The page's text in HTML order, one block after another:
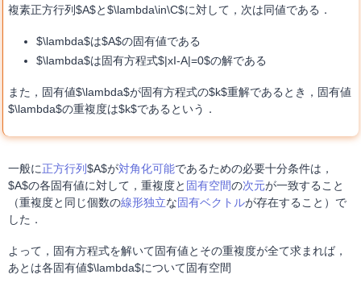
複素正方行列$A$と$\lambda\in\C$に対して，次は同値である．
$\lambda$は$A$の固有値である
$\lambda$は固有方程式$|xI-A|=0$の解である
また，固有値$\lambda$が固有方程式の$k$重解であるとき，固有値
$\lambda$の重複度は$k$であるという．
一般に正方行列$A$が対角化可能であるための必要十分条件は，
$A$の各固有値に対して，重複度と 固有空間の次元が一致すること
（重複度と同じ個数の線形独立な固有ベクトルが存在すること）で
した．
よって，固有方程式を解いて固有値とその重複度が全て求まれば，
あとは各固有値$\lambda$について固有空間